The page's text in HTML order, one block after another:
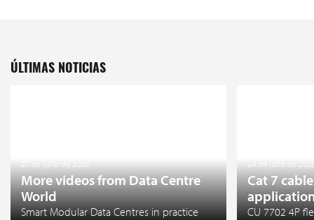
ÚLTIMAS NOTICIAS
27 de julio de 2026
More videos from Data Centre
World
Smart Modular Data Centres in practice
24 de julio de
Cat 7
CU 7702 4P